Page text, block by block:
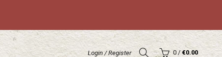
Login / Register 0 / €0.00